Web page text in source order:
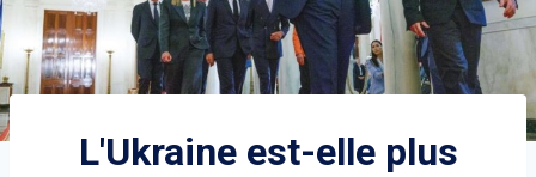
L'Ukraine est-elle plus